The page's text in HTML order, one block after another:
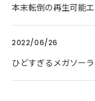
本末転倒の再生可能
2022/06/26
ひどすぎるメガソー